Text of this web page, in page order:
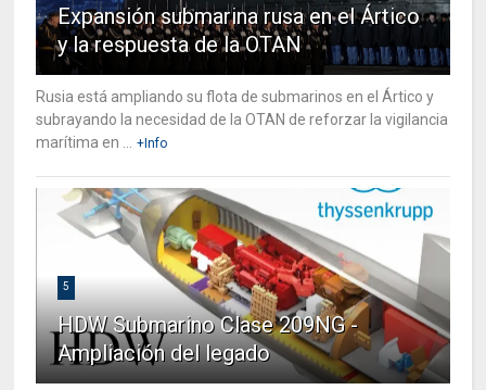
Expansión submarina rusa en el Ártico
y la respuesta de la OTAN
Rusia está ampliando su flota de submarinos en el Ártico y
subrayando la necesidad de la OTAN de reforzar la vigilancia
marítima en ...
+Info
5
HDW Submarino Clase 209NG -
Ampliación del legado